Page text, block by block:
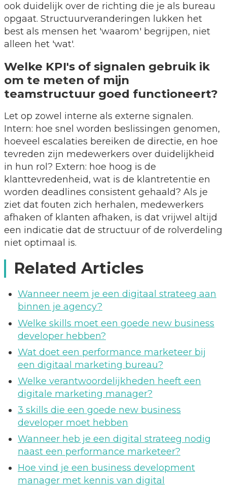
ook duidelijk over de richting die je als bureau
opgaat. Structuurveranderingen lukken het
best als mensen het 'waarom' begrijpen, niet
alleen het 'wat'.
Welke KPI's of signalen gebruik ik
om te meten of mijn
teamstructuur goed functioneert?
Let op zowel interne als externe signalen.
Intern: hoe snel worden beslissingen genomen,
hoeveel escalaties bereiken de directie, en hoe
tevreden zijn medewerkers over duidelijkheid
in hun rol? Extern: hoe hoog is de
klanttevredenheid, wat is de klantretentie en
worden deadlines consistent gehaald? Als je
ziet dat fouten zich herhalen, medewerkers
afhaken of klanten afhaken, is dat vrijwel altijd
een indicatie dat de structuur of de rolverdeling
niet optimaal is.
Related Articles
Wanneer neem je een digitaal strateeg aan
binnen je agency?
Welke skills moet een goede new business
developer hebben?
Wat doet een performance marketeer bij
een digitaal marketing bureau?
Welke verantwoordelijkheden heeft een
digitale marketing manager?
3 skills die een goede new business
developer moet hebben
Wanneer heb je een digital strateeg nodig
naast een performance marketeer?
Hoe vind je een business development
manager met kennis van digital